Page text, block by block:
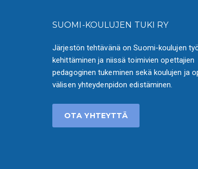
SUOMI-KOULUJEN TUKI RY
Järjestön tehtävänä on Suomi-koulujen
kehittäminen ja niissä toimivien opettajien
pedagoginen tukeminen sekä koulujen ja
välisen yhteydenpidon edistäminen.
OTA YHTEYTTÄ